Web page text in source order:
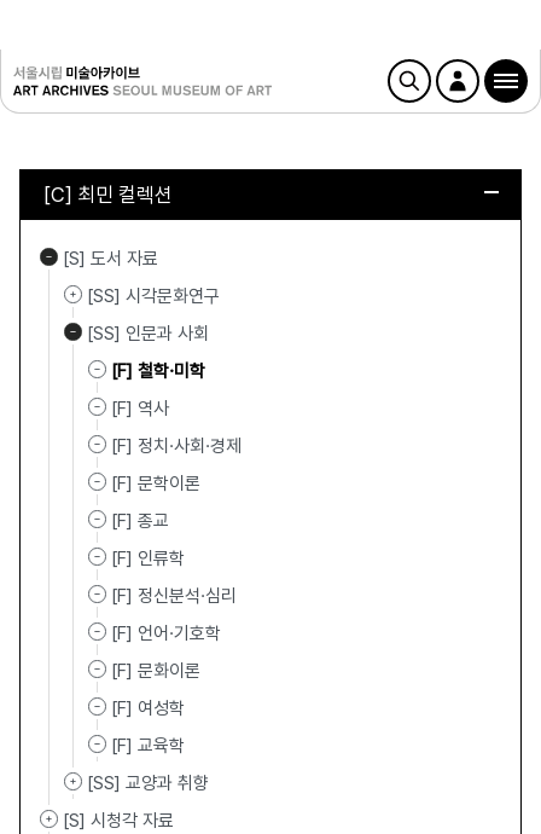
[C] 최민 컬렉션
[S] 도서 자료
[SS] 시각문화연구
[SS] 인문과 사회
[F] 철학·미학
[F] 역사
[F] 정치·사회·경제
[F] 문학이론
[F] 종교
[F] 인류학
[F] 정신분석·심리
[F] 언어·기호학
[F] 문화이론
[F] 여성학
[F] 교육학
[SS] 교양과 취향
[S] 시청각 자료